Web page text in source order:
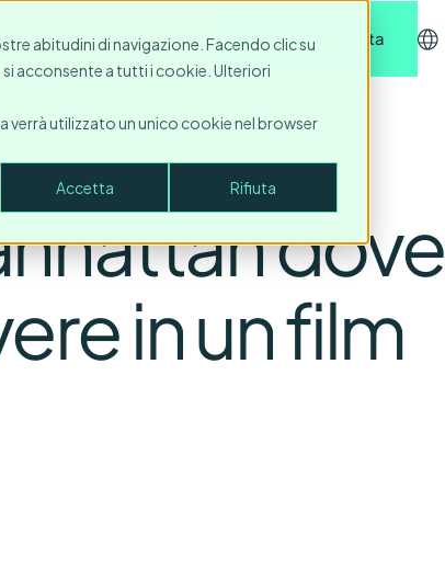
abitudini di navigazione. Facendo clic su
si acconsente a tutti i cookie. Ulteriori
utilizzato un unico cookie nel browser
Accetta Rifiuta
Azienda Accesso Fare una richiesta
dove
in un film